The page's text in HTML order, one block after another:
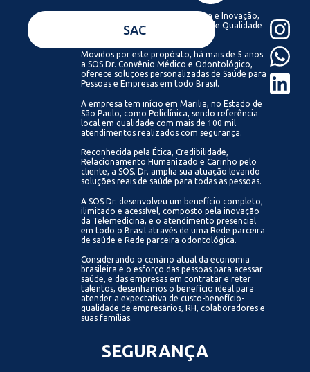
VENDASSAC
Acreditamos que com Tecnologia e Inovação,
todos podem ter acesso a Saúde de Qualidade
Movidos por este propósito, há mais de 5 anos
a SOS Dr. Convênio Médico e Odontológico,
oferece soluções personalizadas de Saúde para
Pessoas e Empresas em todo Brasil.
A empresa tem início em Marilia, no Estado de
São Paulo, como Policlínica, sendo referência
local em qualidade com mais de 100 mil
atendimentos realizados com segurança.
Reconhecida pela Ética, Credibilidade,
Relacionamento Humanizado e Carinho pelo
cliente, a SOS. Dr. amplia sua atuação levando
soluções reais de saúde para todas as pessoas.
A SOS Dr. desenvolveu um benefício completo,
ilimitado e acessível, composto pela inovação
da Telemedicina, e o atendimento presencial
em todo o Brasil através de uma Rede parceira
de saúde e Rede parceira odontológica.
Considerando o cenário atual da economia
brasileira e o esforço das pessoas para acessar
saúde, e das empresas em contratar e reter
talentos, desenhamos o benefício ideal para
atender a expectativa de custo-benefício-
qualidade de empresários, RH, colaboradores e
suas famílias.
SEGURANÇA